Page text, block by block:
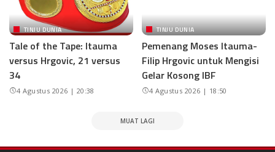
TINJU DUNIA
Tale of the Tape: Itauma
versus Hrgovic, 21 versus
34
4 Agustus 2026 | 20:38
TINJU DUNIA
Pemenang Moses Itauma-
Filip Hrgovic untuk Mengisi
Gelar Kosong IBF
4 Agustus 2026 | 18:50
MUAT LAGI